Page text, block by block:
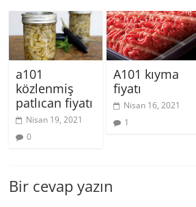
a101
közlenmiş
patlıcan fiyatı
Nisan 19, 2021
0
A101 kıyma
fiyatı
Nisan 16, 2021
1
Bir cevap yazın